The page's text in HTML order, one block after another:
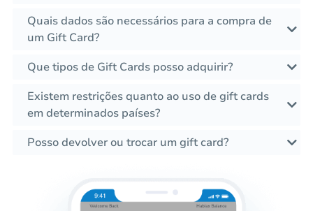
Quais dados são necessários para a compra de
um Gift Card?
Que tipos de Gift Cards posso adquirir?
Existem restrições quanto ao uso de gift cards
em determinados países?
Posso devolver ou trocar um gift card?